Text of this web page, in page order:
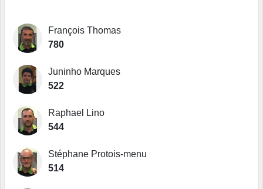
François Thomas
780
Juninho Marques
522
Raphael Lino
544
Stéphane Protois-menu
514